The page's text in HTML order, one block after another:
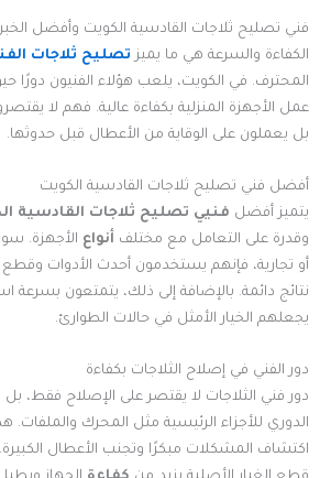
فني تصليح ثلاجات القادسية الكويت وأفضل
الكفاءة والسرعة هي ما يميز تصليح ثلاجات
المحترف. في الكويت، يلعب هؤلاء الفنيون دورًا
عمل الأجهزة المنزلية بكفاءة عالية. فهم لا
بل يعملون على الوقاية من الأعطال قبل حدوثها.
أفضل فني تصليح ثلاجات القادسية الكويت
يتميز أفضل فنيي تصليح ثلاجات القادسية
وقدرة على التعامل مع مختلف أنواع الأجهزة.
أو تجارية، فإنهم يستخدمون أحدث الأدوات وقطع
نتائج دائمة. بالإضافة إلى ذلك، يتمتعون بسرعة
يجعلهم الخيار الأمثل في حالات الطوارئ.
دور الفني في إصلاح الثلاجات بكفاءة
دور فني الثلاجات لا يقتصر على الإصلاح فقط،
الدوري للأجزاء الرئيسية مثل المحرك والملفات.
اكتشاف المشكلات مبكرًا وتجنب الأعطال